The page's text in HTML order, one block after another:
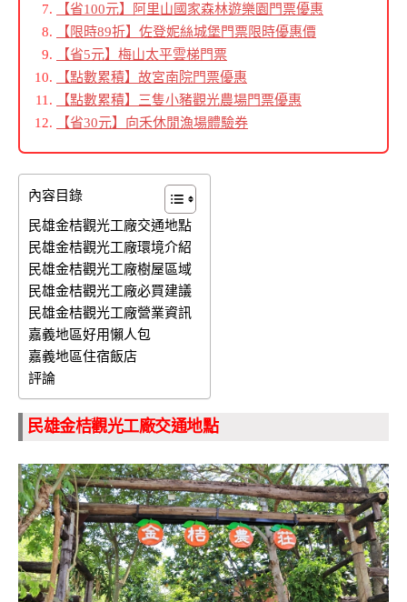
【省100元】阿里山國家森林遊樂園門票優惠
【限時89折】佐登妮絲城堡門票限時優惠價
【省5元】梅山太平雲梯門票
【點數累積】故宮南院門票優惠
【點數累積】三隻小豬觀光農場門票優惠
【省30元】向禾休閒漁場體驗券
內容目錄
民雄金桔觀光工廠交通地點
民雄金桔觀光工廠環境介紹
民雄金桔觀光工廠樹屋區域
民雄金桔觀光工廠必買建議
民雄金桔觀光工廠營業資訊
嘉義地區好用懶人包
嘉義地區住宿飯店
評論
民雄金桔觀光工廠交通地點